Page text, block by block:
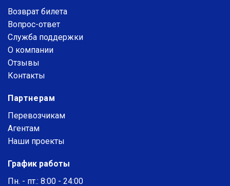
Возврат билета
Вопрос-ответ
Служба поддержки
О компании
Отзывы
Контакты
Партнерам
Перевозчикам
Агентам
Наши проекты
График работы
Пн. - пт.: 8:00 - 24:00